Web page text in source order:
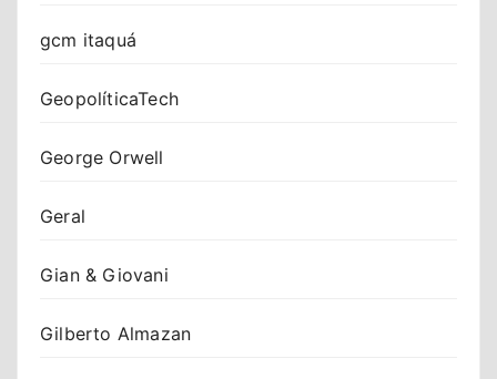
gcm itaquá
GeopolíticaTech
George Orwell
Geral
Gian & Giovani
Gilberto Almazan